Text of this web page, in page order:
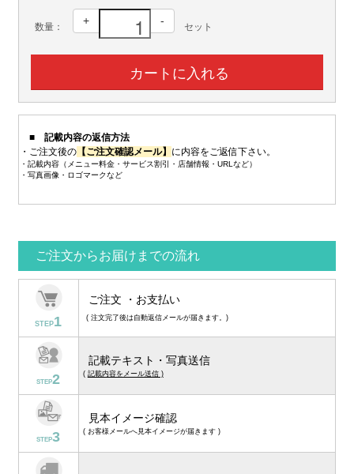
数量：
+ -
セット
■ 記載内容の返信方法
・ご注文後の【ご注文確認メール】 に内容をご返信下さい。
・記載内容（メニュー料金・サービス割引・店舗情報・URLなど）
・写真画像・ロゴマークなど
ご注文からお届けまでの流れ
STEP1
ご注文 ・お支払い
( 注文完了後は自動返信メールが届きます。)
STEP2
記載テキスト・写真送信
( 記載内容をメール送信 )
STEP3
見本イメージ確認
( お客様メールへ見本イメージが届きます )